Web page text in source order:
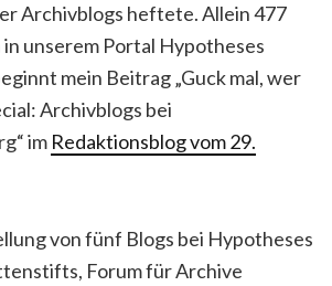
Archivblogs heftete. Allein 477
unserem Portal Hypotheses
mein Beitrag „Guck mal, wer
Archivblogs bei
im Redaktionsblog vom 29.
von fünf Blogs bei Hypotheses
Forum für Archive